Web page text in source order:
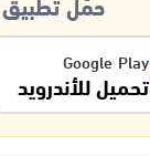
Google Play
تحميل للأندرويد